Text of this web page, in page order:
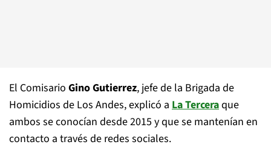
El Comisario Gino Gutierrez, jefe de la Brigada de
Homicidios de Los Andes, explicó a La Terceraque
ambos se conocían desde 2015 y que se mantenían en
contacto a través de redes sociales.